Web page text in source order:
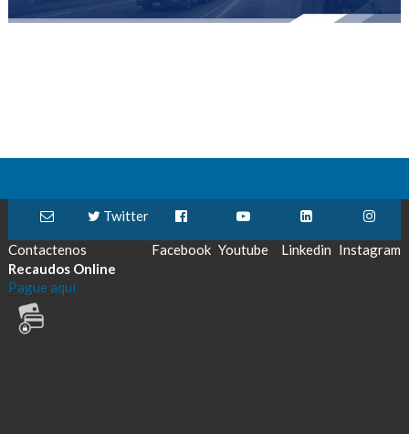
Contactenos
Twitter
Facebook Youtube Linkedin Instagram
Recaudos Online
Pague aquí